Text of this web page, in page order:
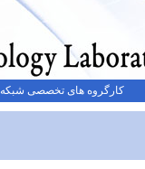
کارگروه های تخصصی شبکه